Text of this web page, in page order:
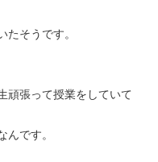
たそうです。
頑張って授業をしていて
です。